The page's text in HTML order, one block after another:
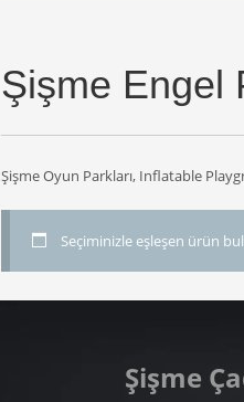
Şişme Engel
Şişme Oyun Parkları, Inflatable
Seçiminizle eşleşen ürün
Şişme